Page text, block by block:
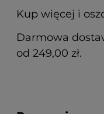
Kup więcej i
Darmowa
od 249,00 zł.